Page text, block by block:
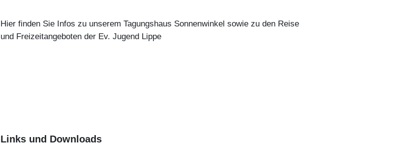
Hier finden Sie Infos zu unserem Tagungshaus Sonnenwinkel sowie zu den Reise
und Freizeitangeboten der Ev. Jugend Lippe
Links und Downloads